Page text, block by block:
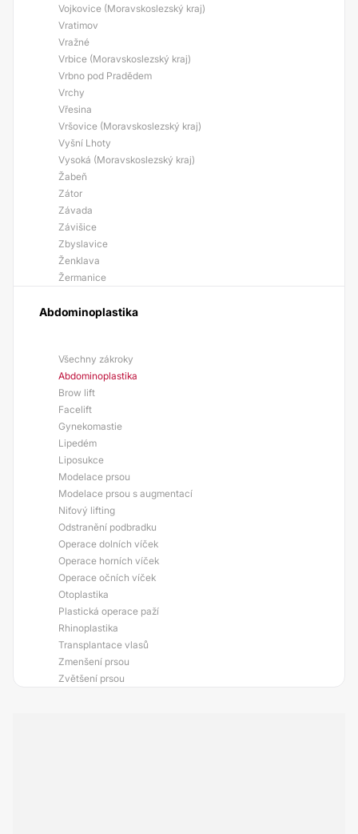
Vojkovice (Moravskoslezský kraj)
Vratimov
Vražné
Vrbice (Moravskoslezský kraj)
Vrbno pod Pradědem
Vrchy
Vřesina
Vršovice (Moravskoslezský kraj)
Vyšní Lhoty
Vysoká (Moravskoslezský kraj)
Žabeň
Zátor
Závada
Závišice
Zbyslavice
Ženklava
Žermanice
Abdominoplastika
Všechny zákroky
Abdominoplastika
Brow lift
Facelift
Gynekomastie
Lipedém
Liposukce
Modelace prsou
Modelace prsou s augmentací
Niťový lifting
Odstranění podbradku
Operace dolních víček
Operace horních víček
Operace očních víček
Otoplastika
Plastická operace paží
Rhinoplastika
Transplantace vlasů
Zmenšení prsou
Zvětšení prsou